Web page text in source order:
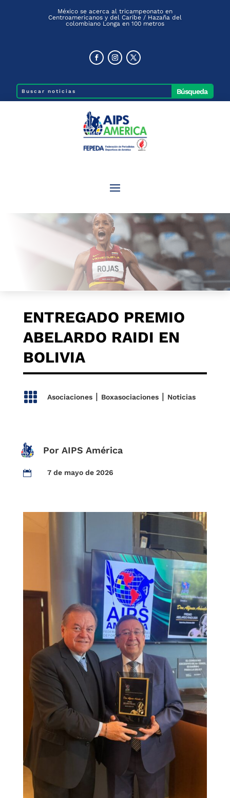
México se acerca al tricampeonato en
Centroamericanos y del Caribe / Hazaña del
colombiano Longa en 100 metros
ENTREGADO PREMIO
ABELARDO RAIDI EN
BOLIVIA
 Asociaciones| Boxasociaciones| Noticias
Por AIPS América
 7 de mayo de 2026